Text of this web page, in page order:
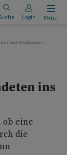
Login Menu
mit Verbündeten ins
ins
ob eine
die